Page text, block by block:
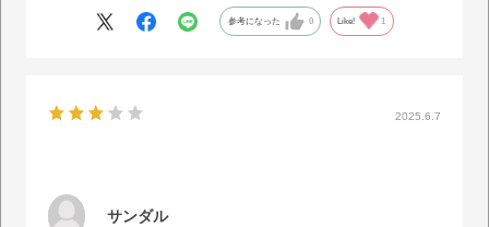
参考になった 0 Like! 1
2025.6.7
サンダル